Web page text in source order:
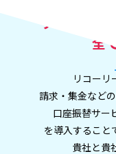
リコーリー
全
リコーリ
請求・集金など
口座振替サー
を導入すること
貴社と貴